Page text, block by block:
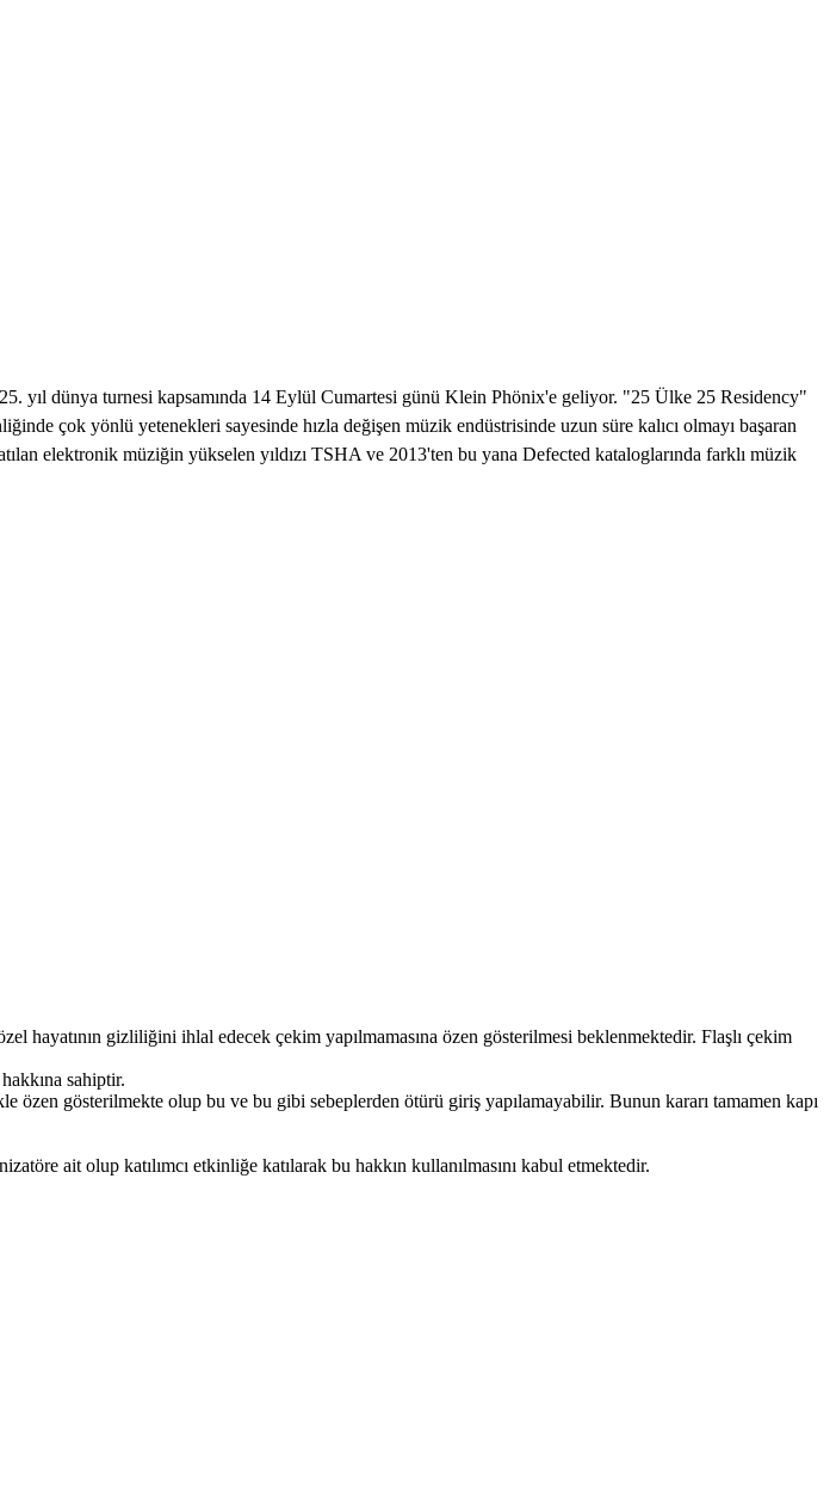
yıl dünya turnesi kapsamında 14 Eylül Cumartesi günü Klein Phönix'e geliyor. "25 Ülke 25 Residency"
çok yönlü yetenekleri sayesinde hızla değişen müzik endüstrisinde uzun süre kalıcı olmayı başaran
elektronik müziğin yükselen yıldızı TSHA ve 2013'ten bu yana Defected kataloglarında farklı müzik
hayatının gizliliğini ihlal edecek çekim yapılmamasına özen gösterilmesi beklenmektedir. Flaşlı çekim
sahiptir.
özen gösterilmekte olup bu ve bu gibi sebeplerden ötürü giriş yapılamayabilir. Bunun kararı tamamen kapı
ait olup katılımcı etkinliğe katılarak bu hakkın kullanılmasını kabul etmektedir.